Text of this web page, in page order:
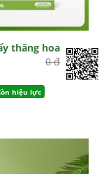
thăng hoa
0 đ
hiệu lực